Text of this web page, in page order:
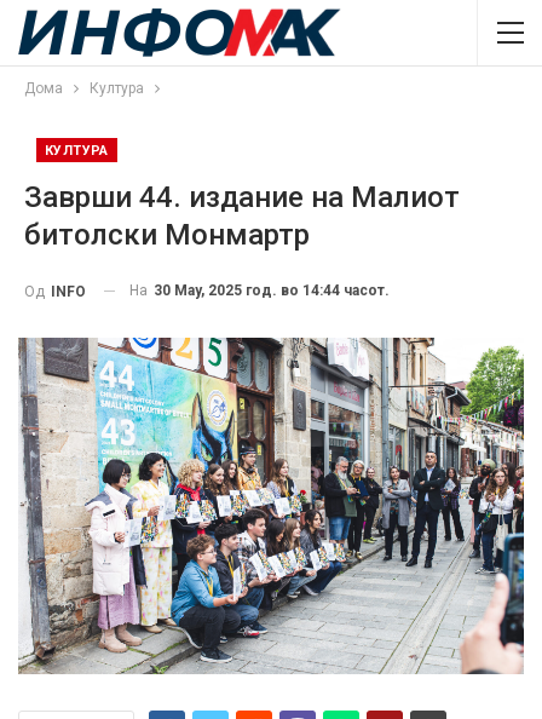
Дома Култура
КУЛТУРА
Заврши 44. издание на Малиот
битолски Монмартр
Од INFO На 30 May, 2025 год. во 14:44 часот.